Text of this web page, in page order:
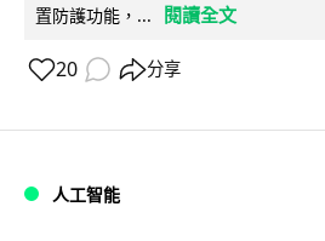
置防護功能，...
閱讀全文
20 分享
人工智能